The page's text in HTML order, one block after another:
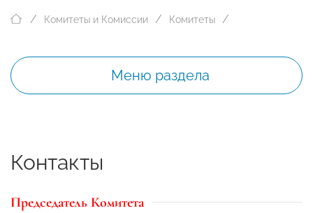
Комитеты и Комиссии Комитеты
Меню раздела
Контакты
Председатель Комитета